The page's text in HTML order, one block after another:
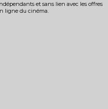
et sans lien avec les offres
ligne du cinéma.